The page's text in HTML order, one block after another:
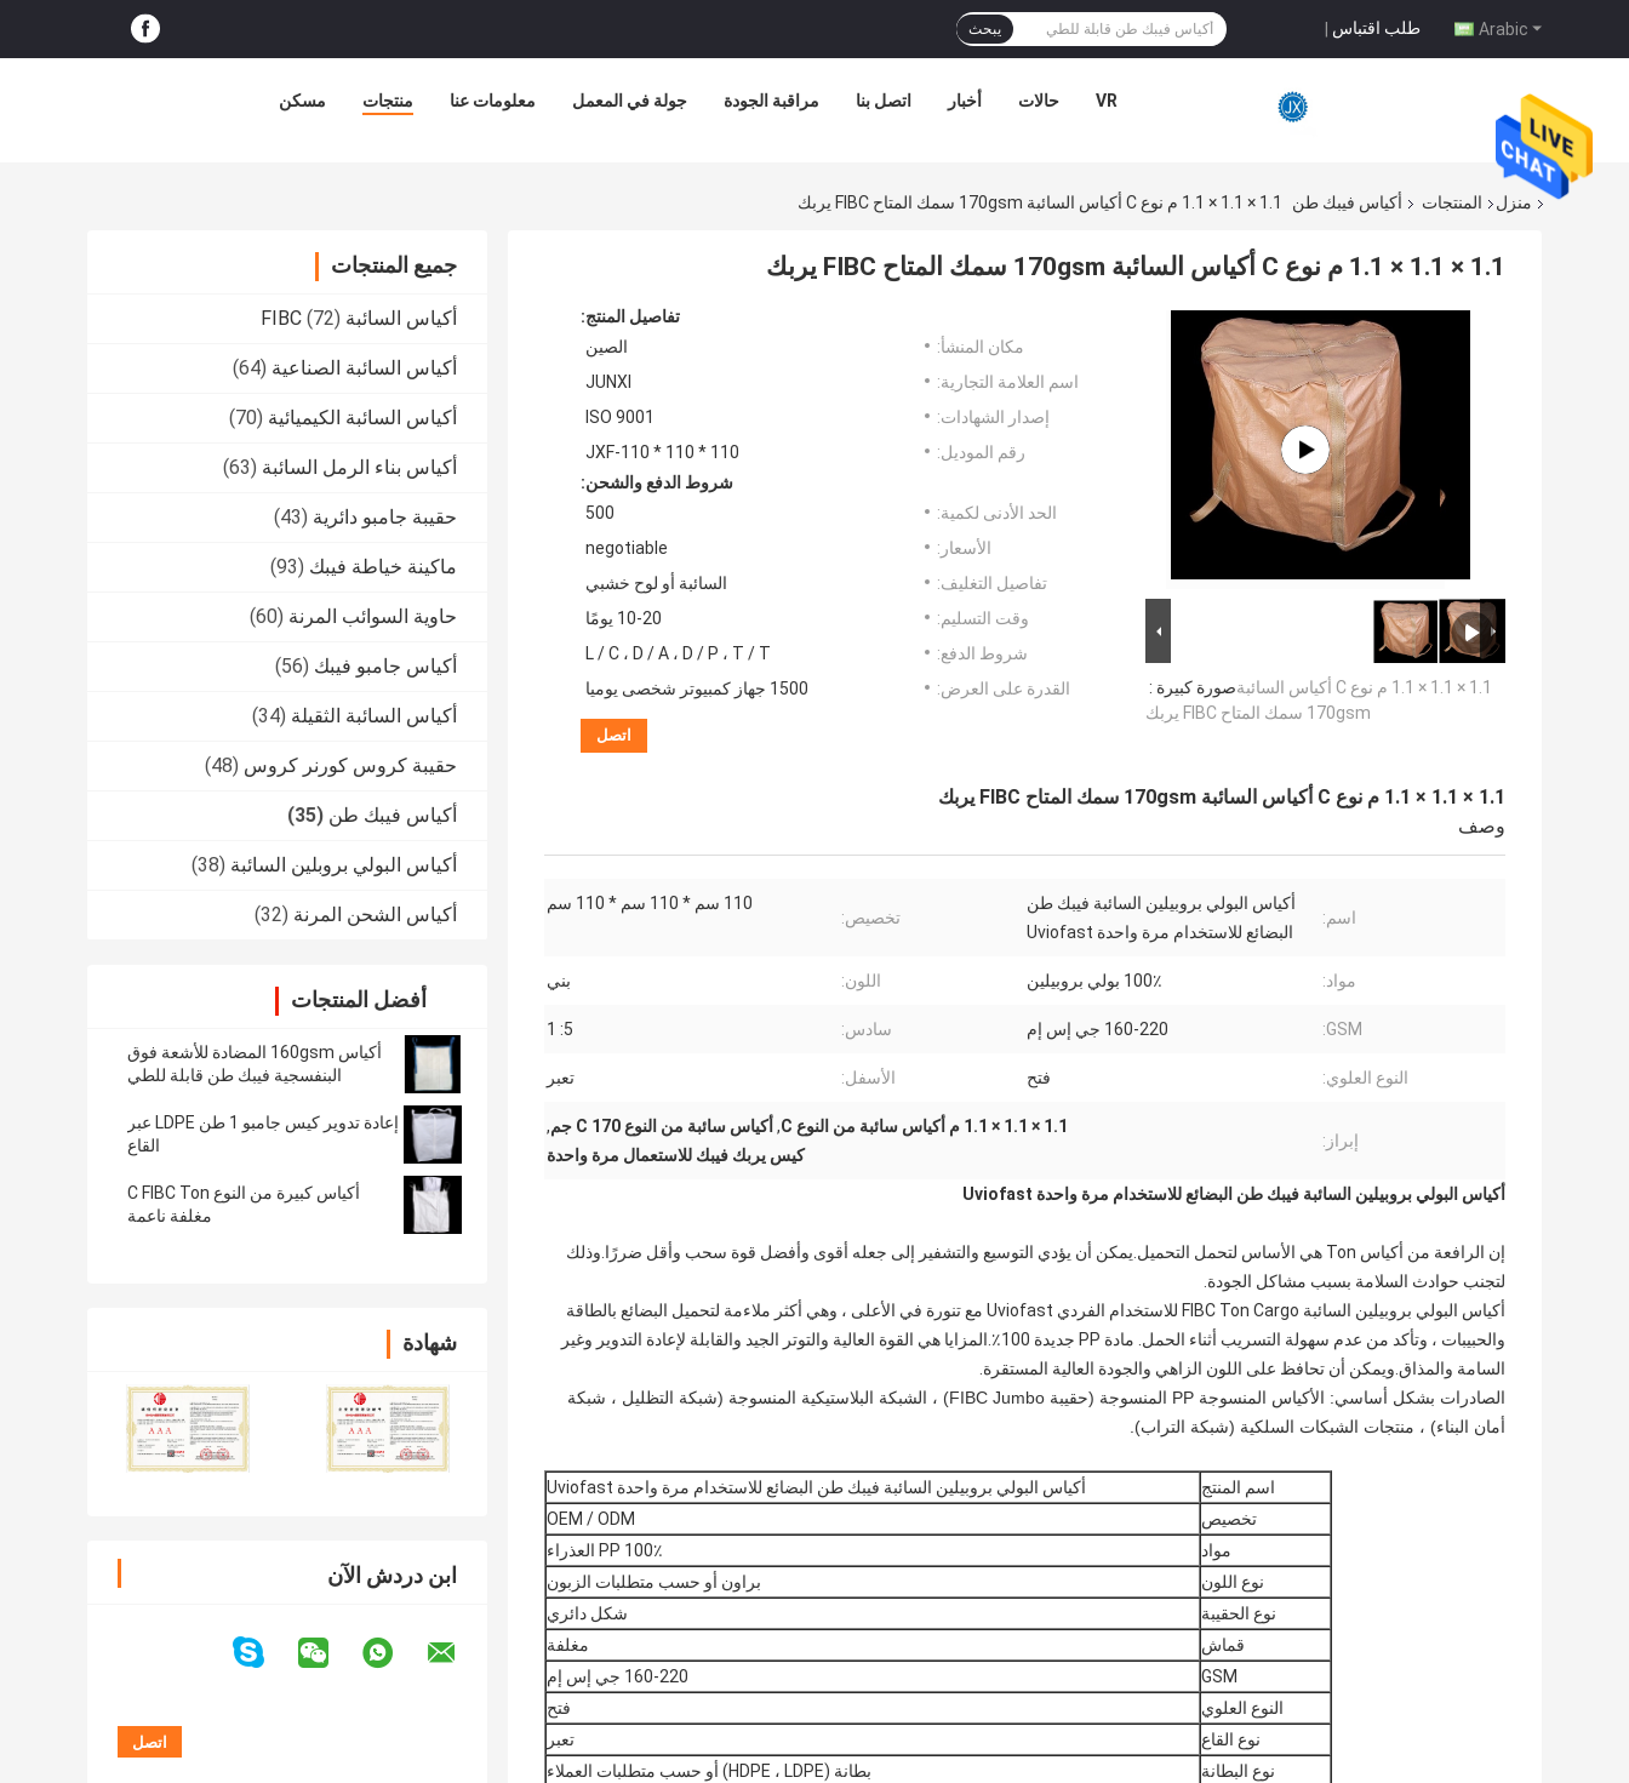
Arabic طلب اقتباس | يبحث
مسكن منتجات معلومات عنا جولة في المعمل مراقبة الجودة اتصل بنا أخبار حالات VR
منزل المنتجات أكياس فيبك طن 1.1 × 1.1 × 1.1 م نوع C أكياس السائبة 170gsm سمك المتاح FIBC يربك
جميع المنتجات
أكياس السائبة FIBC (72)
أكياس السائبة الصناعية (64)
أكياس السائبة الكيميائية (70)
أكياس بناء الرمل السائبة (63)
حقيبة جامبو دائرية (43)
ماكينة خياطة فيبك (93)
حاوية السوائب المرنة (60)
أكياس جامبو فيبك (56)
أكياس السائبة الثقيلة (34)
حقيبة كروس كورنر كروس (48)
أكياس فيبك طن (35)
أكياس البولي بروبلين السائبة (38)
أكياس الشحن المرنة (32)
أفضل المنتجات
أكياس 160gsm المضادة للأشعة فوق
البنفسجية فيبك طن قابلة للطي
إعادة تدوير كيس جامبو 1 طن LDPE عبر
القاع
أكياس كبيرة من النوع C FIBC Ton
مغلفة ناعمة
شهادة
ابن دردش الآن
1.1 × 1.1 × 1.1 م نوع C أكياس السائبة 170gsm سمك المتاح FIBC يربك
صورة كبيرة :1.1 × 1.1 × 1.1 م نوع C أكياس السائبة
170gsm سمك المتاح FIBC يربك
تفاصيل المنتج:
مكان المنشأ:
الصين
اسم العلامة التجارية:
JUNXI
إصدار الشهادات:
ISO 9001
رقم الموديل:
JXF-110 * 110 * 110
شروط الدفع والشحن:
الحد الأدنى لكمية:
500
الأسعار:
negotiable
تفاصيل التغليف:
السائبة أو لوح خشبي
وقت التسليم:
10-20 يومًا
شروط الدفع:
L / C ، D / A ، D / P ، T / T
القدرة على العرض:
1500 جهاز كمبيوتر شخصى يوميا
اتصل
1.1 × 1.1 × 1.1 م نوع C أكياس السائبة 170gsm سمك المتاح FIBC يربك
وصف
اسم:
أكياس البولي بروبيلين السائبة فيبك طن
البضائع للاستخدام مرة واحدة Uviofast
تخصيص:
110 سم * 110 سم * 110 سم
مواد: 100٪ بولي بروبيلين اللون: بني
GSM: 160-220 جي إس إم سادس: 5: 1
النوع العلوي: فتح الأسفل: تعبر
إبراز:
1.1 × 1.1 × 1.1 م أكياس سائبة من النوع C , أكياس سائبة من النوع C 170 جم
,
كيس يربك فيبك للاستعمال مرة واحدة
أكياس البولي بروبيلين السائبة فيبك طن البضائع للاستخدام مرة واحدة Uviofast
إن الرافعة من أكياس Ton هي الأساس لتحمل التحميل.يمكن أن يؤدي التوسيع والتشفير إلى جعله أقوى وأفضل قوة سحب وأقل ضررًا.وذلك
لتجنب حوادث السلامة بسبب مشاكل الجودة.
أكياس البولي بروبيلين السائبة FIBC Ton Cargo للاستخدام الفردي Uviofast مع تنورة في الأعلى ، وهي أكثر ملاءمة لتحميل البضائع بالطاقة
والحبيبات ، وتأكد من عدم سهولة التسريب أثناء الحمل. مادة PP جديدة 100٪.المزايا هي القوة العالية والتوتر الجيد والقابلة لإعادة التدوير وغير
السامة والمذاق.ويمكن أن تحافظ على اللون الزاهي والجودة العالية المستقرة.
أمان البناء) ، منتجات الشبكات السلكية (شبكة التراب).
اسم المنتج
أكياس البولي بروبيلين السائبة فيبك طن البضائع للاستخدام مرة واحدة Uviofast
تخصيص
OEM / ODM
مواد
100٪ PP العذراء
نوع اللون
براون أو حسب متطلبات الزبون
نوع الحقيبة
شكل دائري
قماش
مغلفة
GSM
160-220 جي إس إم
النوع العلوي
فتح
نوع القاع
تعبر
نوع البطانة
بطانة (HDPE ، LDPE) أو حسب متطلبات العملاء